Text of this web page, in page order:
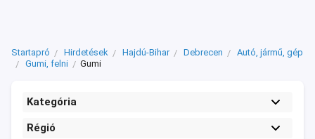
Startapró Hirdetések Hajdú-Bihar Debrecen
Autó, jármű, gép
Gumi, felni
Gumi
Kategória
Régió